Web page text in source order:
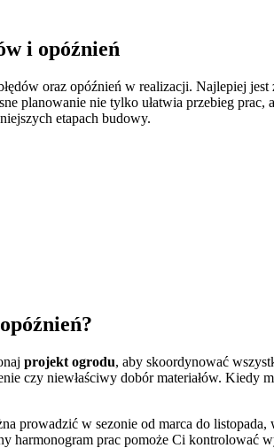
i opóźnień
oraz opóźnień w realizacji. Najlepiej jest
planowanie nie tylko ułatwia przebieg prac,
etapach budowy.
projekt ogrodu, aby skoordynować
czy niewłaściwy dobór materiałów. Kiedy
w sezonie od marca do listopada,
harmonogram prac pomoże Ci kontrolować